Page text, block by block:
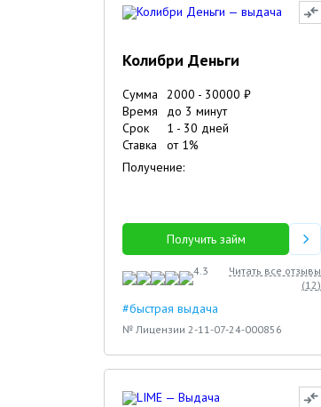
Колибри Деньги
Сумма 2000 - 30000 ₽
Время
до 3 минут
Срок
1 - 30 дней
Ставка
от 1%
Получение:
Получить займ
4.3
Читать все отзывы
(12)
#быстрая выдача
№ Лицензии 2-11-07-24-000856